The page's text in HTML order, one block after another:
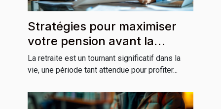
Stratégies pour maximiser
votre pension avant la
retraite
La retraite est un tournant significatif dans la
vie, une période tant attendue pour profiter...